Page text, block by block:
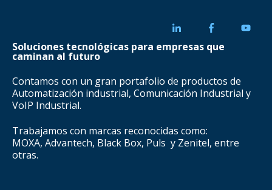
Soluciones tecnológicas para empresas que
caminan al futuro
Contamos con un gran portafolio de productos de
Automatización industrial, Comunicación Industrial y
VoIP Industrial.
Trabajamos con marcas reconocidas como:
MOXA, Advantech, Black Box, Puls y Zenitel, entre
otras.